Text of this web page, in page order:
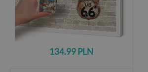
134.99 PLN